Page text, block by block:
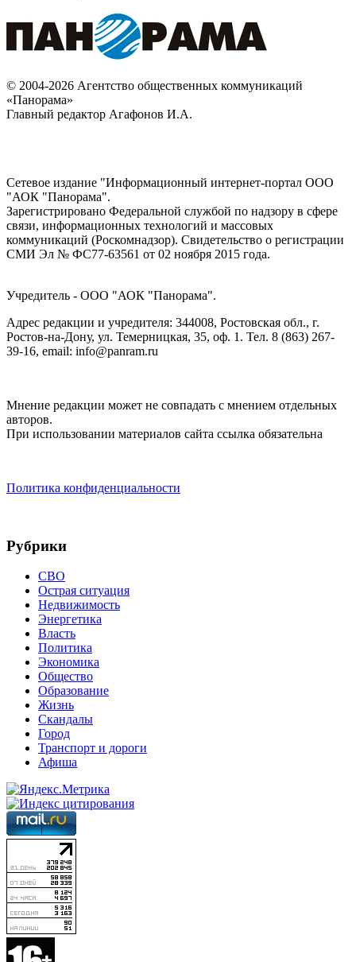
© 2004-2026 Агентство общественных коммуникаций
«Панорама»
Главный редактор Агафонов И.А.
Сетевое издание "Информационный интернет-портал ООО
"АОК "Панорама".
Зарегистрировано Федеральной службой по надзору в сфере
связи, информационных технологий и массовых
коммуникаций (Роскомнадзор). Cвидетельство о регистрации
СМИ Эл № ФС77-63561 от 02 ноября 2015 года.
Учредитель - ООО "АОК "Панорама".
Адрес редакции и учредителя: 344008, Ростовская обл., г.
Ростов-на-Дону, ул. Темерницкая, 35, оф. 1. Тел. 8 (863) 267-
39-16, email: info@panram.ru
Мнение редакции может не совпадать с мнением отдельных
авторов.
При использовании материалов сайта ссылка обязательна
Политика конфиденциальности
Рубрики
СВО
Острая ситуация
Недвижимость
Энергетика
Власть
Политика
Экономика
Общество
Образование
Жизнь
Скандалы
Город
Транспорт и дороги
Афиша